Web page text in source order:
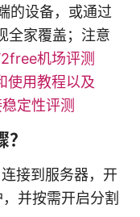
的设备，或通过
全家覆盖；注意
机场评测
使用教程以及
定性评测
接到服务器，开
并按需开启分割